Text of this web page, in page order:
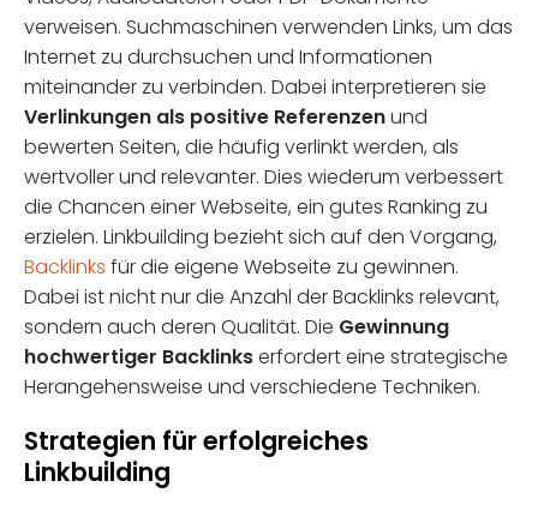
verweisen. Suchmaschinen verwenden Links, um das
Internet zu durchsuchen und Informationen
miteinander zu verbinden. Dabei interpretieren sie
Verlinkungen als positive Referenzenund
bewerten Seiten, die häufig verlinkt werden, als
wertvoller und relevanter. Dies wiederum verbessert
die Chancen einer Webseite, ein gutes Ranking zu
erzielen. Linkbuilding bezieht sich auf den Vorgang,
Backlinks für die eigene Webseite zu gewinnen.
Dabei ist nicht nur die Anzahl der Backlinks relevant,
sondern auch deren Qualität. Die Gewinnung
hochwertiger Backlinkserfordert eine strategische
Herangehensweise und verschiedene Techniken.
Strategien für erfolgreiches
Linkbuilding